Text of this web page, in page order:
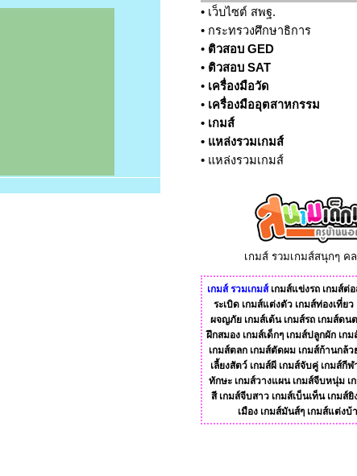
• เว็บไซต์ สพฐ.
• กระทรวงศึกษาธิการ
• ติวสอบ GED
• ติวสอบ SAT
• เครื่องมือวัด
• เครื่องมืออุตสาหกรรม
• เกมส์
• แหล่งรวมเกมส์
• แหล่งรวมเกมส์
เกมส์ รวมเกมส์สนุกๆ ค
เกมส์ รวมเกมส์ เกมส์แข่งรถ เกมส์ต่อ
ระเบิด เกมส์แต่งตัว เกมส์ท่องเที่ยว
ผจญภัย เกมส์เต้น เกมส์รถ เกมส์ดน
ฝึกสมอง เกมส์เด็กๆ เกมส์ปลูกผัก เก
เกมส์ตลก เกมส์ตัดผม เกมส์ก้านกล้ว
เลี้ยงสัตว์ เกมส์ผี เกมส์จับคู่ เกมส์กีฬ
ทักษะ เกมส์วางแผน เกมส์จีบหนุ่ม เ
สี เกมส์จีบสาว เกมส์เบ็นเท็น เกมส์ยิ
เมือง เกมส์มันส์ๆ เกมส์แต่งบ้